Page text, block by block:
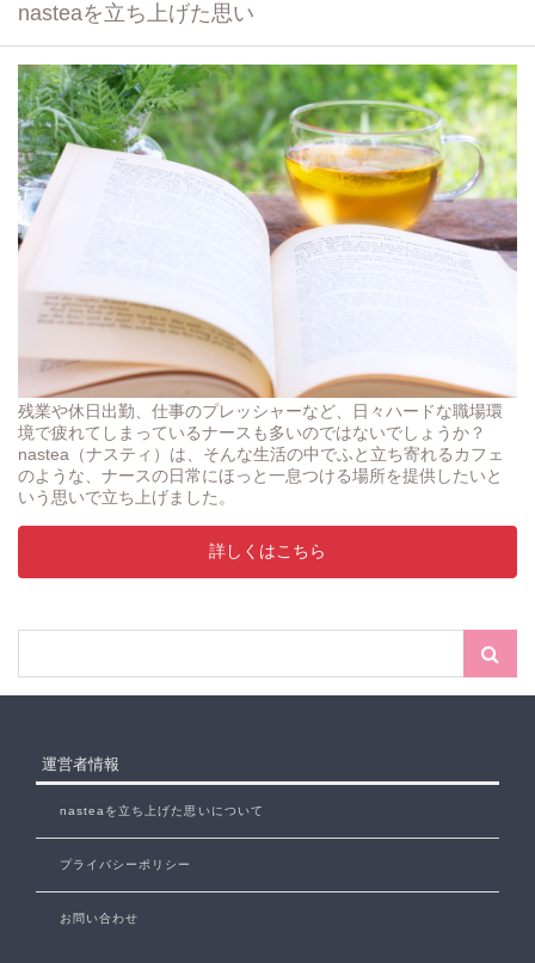
nasteaを立ち上げた思い
残業や休日出勤、仕事のプレッシャーなど、日々ハードな職場環
境で疲れてしまっているナースも多いのではないでしょうか？
nastea（ナスティ）は、そんな生活の中でふと立ち寄れるカフェ
のような、ナースの日常にほっと一息つける場所を提供したいと
いう思いで立ち上げました。
詳しくはこちら
運営者情報
nasteaを立ち上げた思いについて
プライバシーポリシー
お問い合わせ